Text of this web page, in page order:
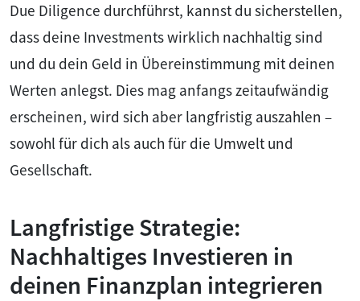
Due Diligence durchführst, kannst du sicherstellen,
dass deine Investments wirklich nachhaltig sind
und du dein Geld in Übereinstimmung mit deinen
Werten anlegst. Dies mag anfangs zeitaufwändig
erscheinen, wird sich aber langfristig auszahlen –
sowohl für dich als auch für die Umwelt und
Gesellschaft.
Langfristige Strategie:
Nachhaltiges Investieren in
deinen Finanzplan integrieren